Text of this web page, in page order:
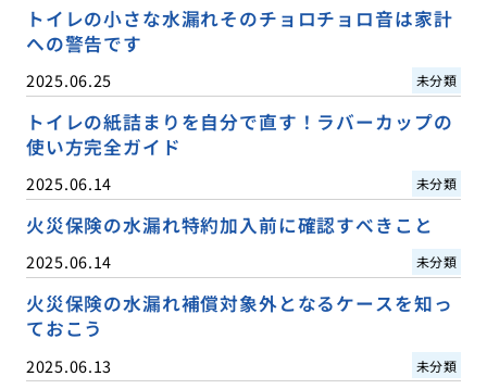
トイレの小さな水漏れそのチョロチョロ音は家計
への警告です
2025.06.25 未分類
トイレの紙詰まりを自分で直す！ラバーカップの
使い方完全ガイド
2025.06.14 未分類
火災保険の水漏れ特約加入前に確認すべきこと
2025.06.14 未分類
火災保険の水漏れ補償対象外となるケースを知っ
ておこう
2025.06.13 未分類